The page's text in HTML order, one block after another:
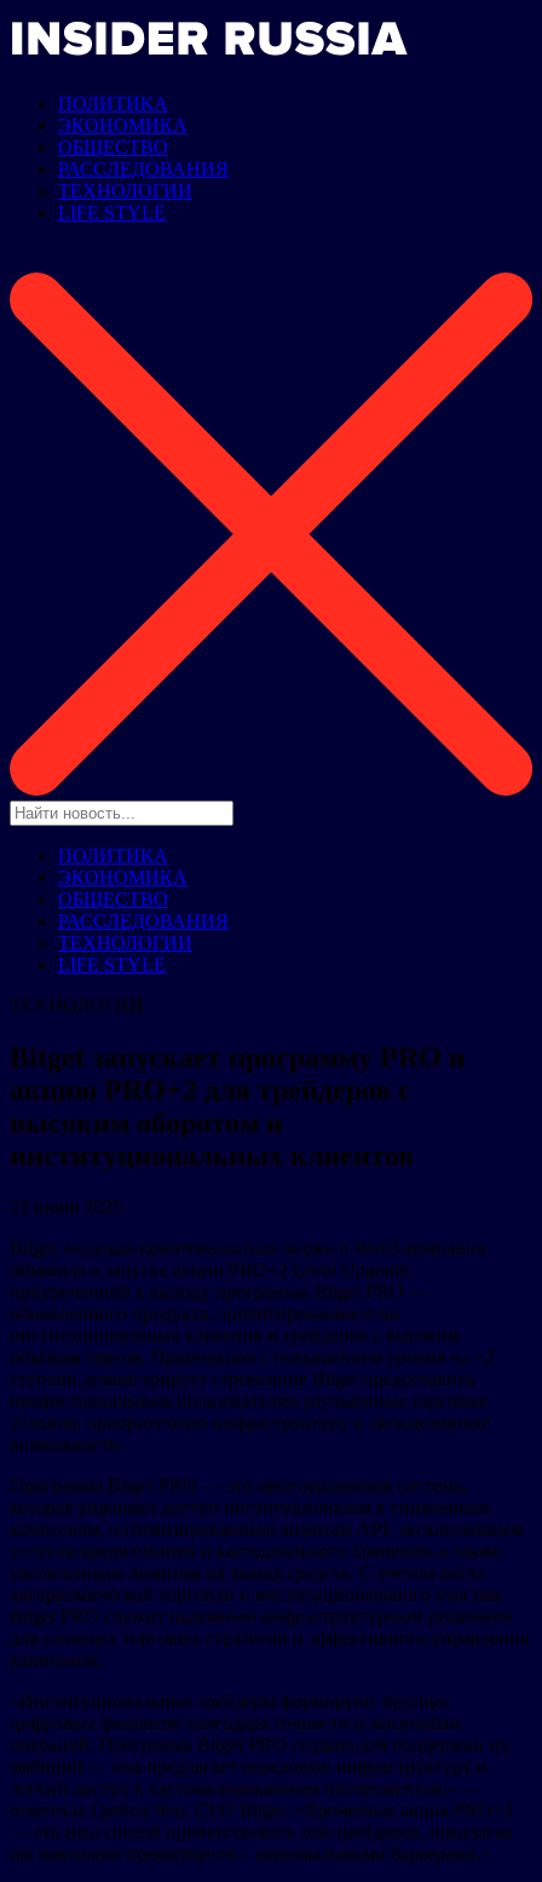
ПОЛИТИКА
ЭКОНОМИКА
ОБЩЕСТВО
РАССЛЕДОВАНИЯ
ТЕХНОЛОГИИ
LIFE STYLE
ПОЛИТИКА
ЭКОНОМИКА
ОБЩЕСТВО
РАССЛЕДОВАНИЯ
ТЕХНОЛОГИИ
LIFE STYLE
ТЕХНОЛОГИИ
Bitget запускает программу PRO и
акцию PRO+2 для трейдеров с
высоким оборотом и
институциональных клиентов
22 июня 2025
Bitget, ведущая криптовалютная биржа и Web3-компания,
объявила о запуске акции PRO+2 Level Upgrade,
приуроченной к выходу программы Bitget PRO —
обновленного продукта, ориентированного на
институциональных клиентов и трейдеров с высоким
объёмом торгов. Промоакция с повышением уровня на +2
ступени демонстрирует стремление Bitget предоставить
профессиональным пользователям улучшенные торговые
условия, приоритетную инфраструктуру и эксклюзивные
возможности.
Программа Bitget PRO — это многоуровневая система,
которая упрощает доступ институционалов к сниженным
комиссиям, оптимизированным лимитам API, эксклюзивным
услугам кредитования и кастодиального хранения, а также
увеличенным лимитам на вывод средств. С учетом роста
алгоритмической торговли и институционального участия,
Bitget PRO служит надежным инфраструктурным решением
для сложных торговых стратегий и эффективного управления
капиталом.
«Институциональные трейдеры формируют будущее
цифровых финансов благодаря точности и масштабам
операций. Программа Bitget PRO создана для поддержки их
амбиций — она предлагает передовую инфраструктуру и
легкий доступ к кастомизированным инструментам,» —
отметила Грейси Чен, CEO Bitget. «Временная акция PRO+2
— это наш способ приветствовать топ-трейдеров, предлагая
им максимум преимуществ с минимальными барьерами.»